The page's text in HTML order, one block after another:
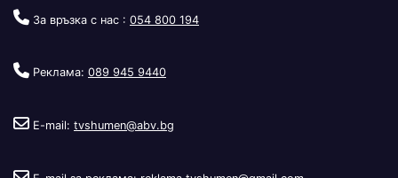
За връзка с нас : 054 800 194
Реклама: 089 945 9440
E-mail: tvshumen@abv.bg